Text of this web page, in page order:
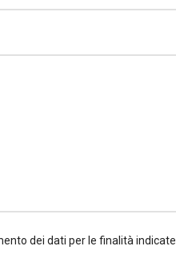
dei dati per le finalità indicate.